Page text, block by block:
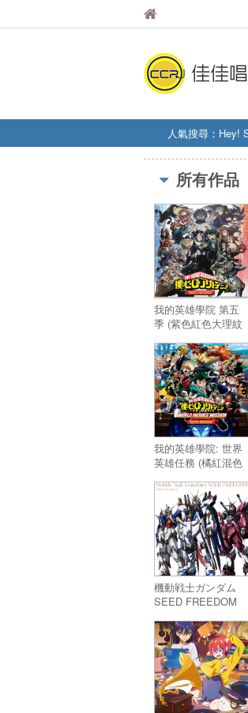
人氣搜尋： Hey!
STRAY KIDS
所有作品
我的英雄學院 第五
季 (紫色紅色大理紋
Hero Academia
Season 5 (2Lp)
我的英雄學院: 世界
英雄任務 (橘紅混色
Hero Academia :
World Heroes'
Mission
機動戦士ガンダム
SEED FREEDOM
(アナログ盤) 3LP／
機動戦士ガンダム
SEED FREEDOM
オリジナルサウンド
トラック (アナログ
盤) 3LP